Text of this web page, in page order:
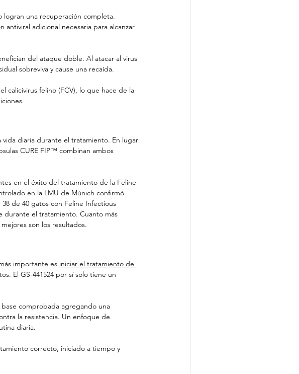
logran una recuperación completa.
adicional necesaria para alcanzar
del ataque doble. Al atacar al virus
sobreviva y cause una recaída.
calicivirus felino (FCV), lo que hace de la
diaria durante el tratamiento. En lugar
CURE FIP™ combinan ambos
en el éxito del tratamiento de la Feline
en la LMU de Múnich confirmó
de 40 gatos con Feline Infectious
durante el tratamiento. Cuanto más
son los resultados.
importante es iniciar el tratamiento de
El GS-441524 por sí solo tiene un
base comprobada agregando una
la resistencia. Un enfoque de
diaria.
correcto, iniciado a tiempo y